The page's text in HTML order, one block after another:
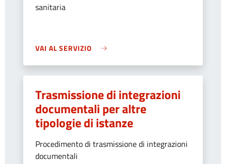
sanitaria
VAI AL SERVIZIO
Trasmissione di integrazioni
documentali per altre
tipologie di istanze
Procedimento di trasmissione di integrazioni
documentali